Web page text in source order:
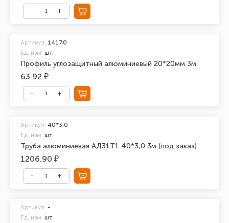
Профиль углозащитный алюминиевый 20*20мм 3м
Артикул: 14170
Ед. изм. шт.
63.92 ₽
Труба алюминиевая АД31Т1 40*3,0 3м (под заказ)
Артикул: 40*3,0
Ед. изм. шт.
1206.90 ₽
Артикул: -
Ед. изм. шт.